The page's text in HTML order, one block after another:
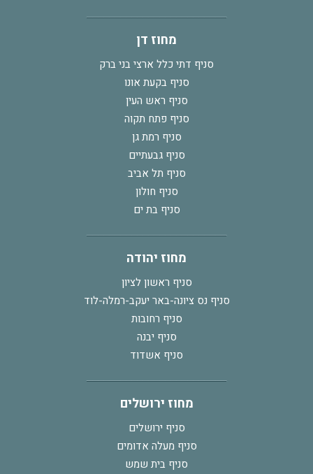
מחוז דן
סניף דתי כלל ארצי בני ברק
סניף בקעת אונו
סניף ראש העין
סניף פתח תקוה
סניף רמת גן
סניף גבעתיים
סניף תל אביב
סניף חולון
סניף בת ים
מחוז יהודה
סניף ראשון לציון
סניף נס ציונה-באר יעקב-רמלה-לוד
סניף רחובות
סניף יבנה
סניף אשדוד
מחוז ירושלים
סניף ירושלים
סניף מעלה אדומים
סניף בית שמש